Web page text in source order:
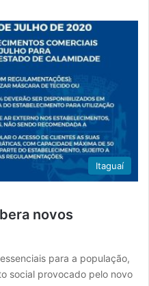
Itaguaí
novos
para a população,
social provocado pelo novo